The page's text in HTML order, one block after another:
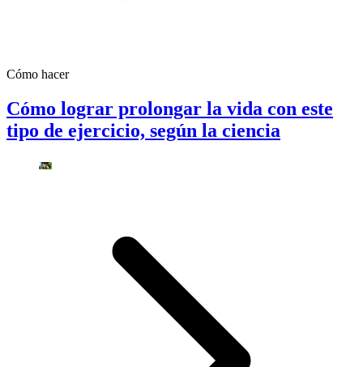
Cómo hacer
Cómo lograr prolongar la vida con este
tipo de ejercicio, según la ciencia